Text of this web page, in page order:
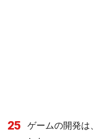
25
ゲームの開発は